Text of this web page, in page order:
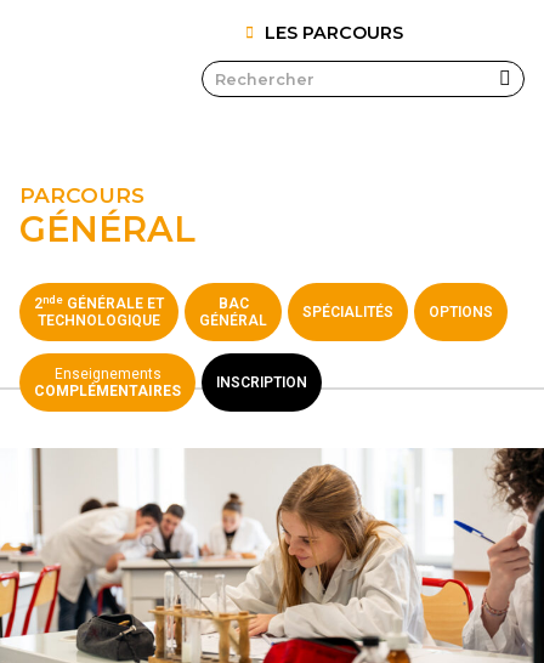
LES PARCOURS
PARCOURS
GÉNÉRAL
2nde GÉNÉRALE ET
TECHNOLOGIQUE
BAC
GÉNÉRAL
SPÉCIALITÉS OPTIONS
Enseignements
COMPLÉMENTAIRES
INSCRIPTION